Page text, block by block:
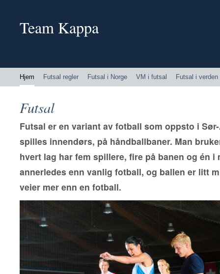
Team Kappa
Hjem Futsal regler Futsal i Norge VM i futsal Futsal i verden
Futsal
Futsal er en variant av fotball som oppsto i
spilles innendørs, på håndballbaner. Man
hvert lag har fem spillere, fire på banen og én i
annerledes enn vanlig fotball, og ballen er litt
veier mer enn en fotball.